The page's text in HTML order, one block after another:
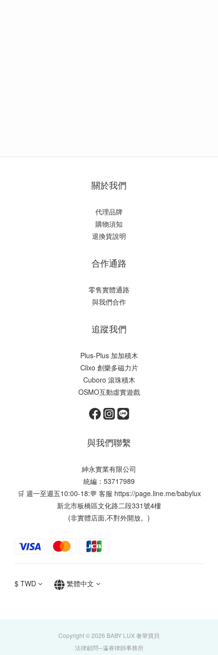
關於我們
代理品牌
購物須知
退換貨說明
合作通路
零售實體通路
與我們合作
追蹤我們
Plus-Plus 加加積木
Clixo 創樂多磁力片
Cuboro 滾珠積木
OSMO互動虛實遊戲
與我們聯繫
紳永實業有限公司
統編：53717989
🛒 週一至週五10:00-18:💬 客服 https://page.line.me/babylux
新北市板橋區文化路二段331號4樓
(非實體店面,不對外開放。)
$ TWD 繁體中文
Copyright © 2026 BABY LUX 奢華寶貝
法律顧問─瀛睿律師事務所